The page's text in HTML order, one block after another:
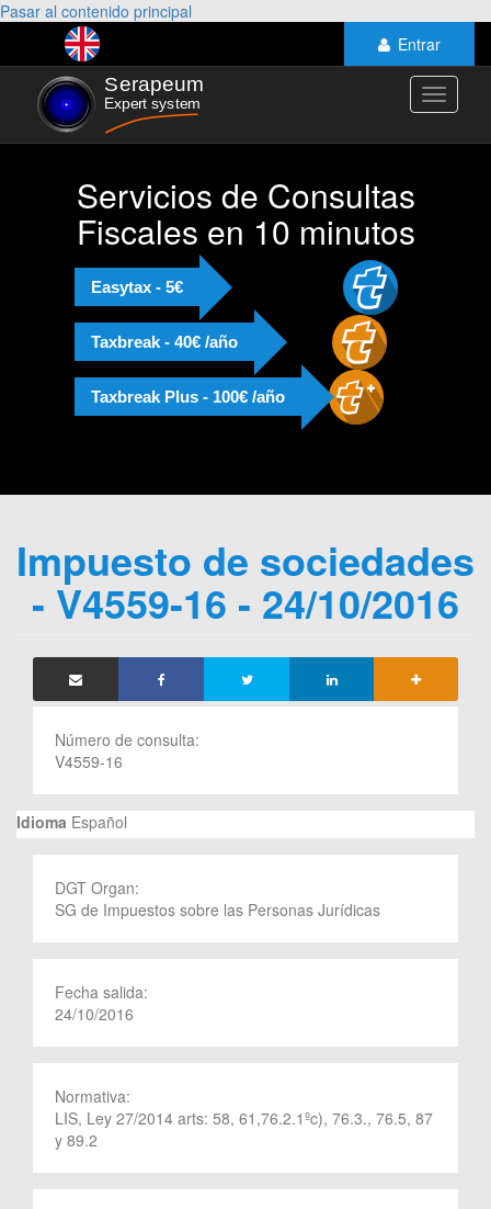
Pasar al contenido principal
Entrar
Toggle
Servicios de Consultas
Fiscales en 10 minutos
Easytax - 5€
Taxbreak - 40€ /año
Taxbreak Plus - 100€ /año
Impuesto de sociedades
- V4559-16 - 24/10/2016
Número de consulta:
V4559-16
Idioma Español
DGT Organ:
SG de Impuestos sobre las Personas Jurídicas
Fecha salida:
24/10/2016
Normativa:
LIS, Ley 27/2014 arts: 58, 61,76.2.1ºc), 76.3., 76.5, 87
y 89.2